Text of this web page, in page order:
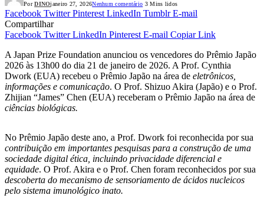
Por DINOjaneiro 27, 2026Nenhum comentário 3 Mins lidos
Facebook Twitter Pinterest LinkedIn Tumblr E-mail
Compartilhar
Facebook Twitter LinkedIn Pinterest E-mail Copiar Link
A Japan Prize Foundation anunciou os vencedores do Prêmio Japão
2026 às 13h00 do dia 21 de janeiro de 2026. A Prof. Cynthia
Dwork (EUA) recebeu o Prêmio Japão na área de eletrônicos,
informações e comunicação. O Prof. Shizuo Akira (Japão) e o Prof.
Zhijian “James” Chen (EUA) receberam o Prêmio Japão na área de
ciências biológicas.
No Prêmio Japão deste ano, a Prof. Dwork foi reconhecida por sua
contribuição em importantes pesquisas para a construção de uma
sociedade digital ética, incluindo privacidade diferencial e
equidade. O Prof. Akira e o Prof. Chen foram reconhecidos por sua
descoberta do mecanismo de sensoriamento de ácidos nucleicos
pelo sistema imunológico inato.